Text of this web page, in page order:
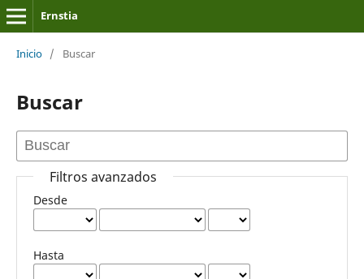
Ernstia
Inicio / Buscar
Buscar
Filtros avanzados
Desde
Hasta